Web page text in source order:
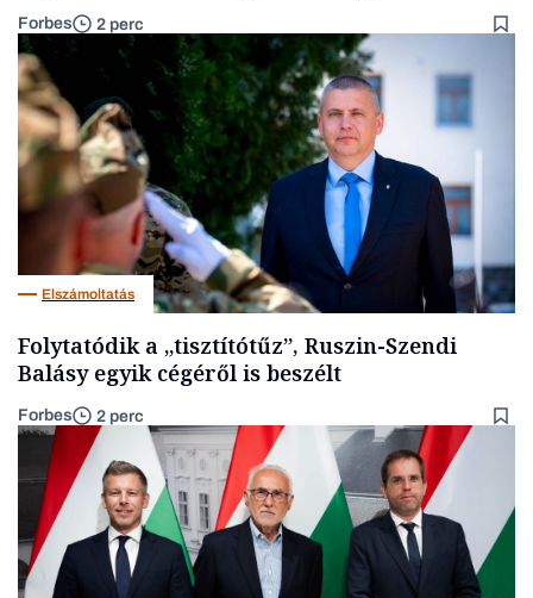
Forbes 2 perc
Elszámoltatás
Folytatódik a „tisztítótűz”, Ruszin-Szendi
Balásy egyik cégéről is beszélt
Forbes 2 perc